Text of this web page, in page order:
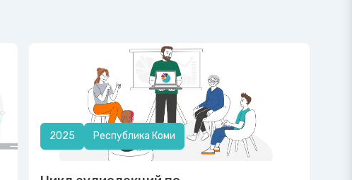
2025 Республика Коми